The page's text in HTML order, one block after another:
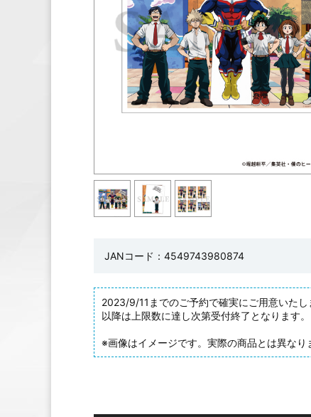
JANコード：4549743980874
2023/9/11までのご予約で確実にご用意いたし
以降は上限数に達し次第受付終了となります。
※画像はイメージです。実際の商品とは異なり